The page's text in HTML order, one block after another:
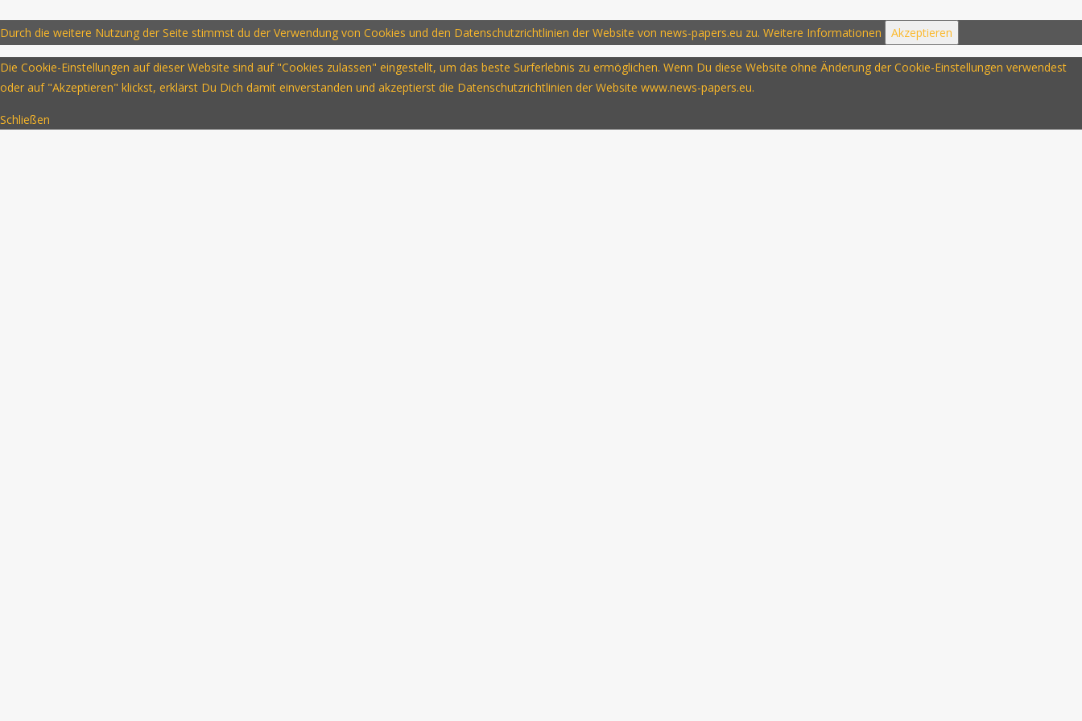
Durch die weitere Nutzung der Seite stimmst du der Verwendung von Cookies und den Datenschutzrichtlinien der Website von news-papers.eu zu. Weitere Informationen Akzeptieren
Die Cookie-Einstellungen auf dieser Website sind auf "Cookies zulassen" eingestellt, um das beste Surferlebnis zu ermöglichen. Wenn Du diese Website ohne Änderung der Cookie-Einstellungen verwendest
oder auf "Akzeptieren" klickst, erklärst Du Dich damit einverstanden und akzeptierst die Datenschutzrichtlinien der Website www.news-papers.eu.
Schließen